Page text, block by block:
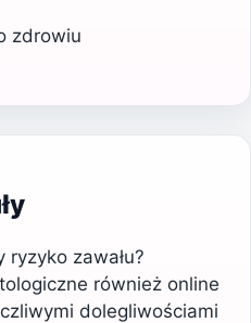
zdrowiu
ryzyko zawału?
również online
dolegliwościami